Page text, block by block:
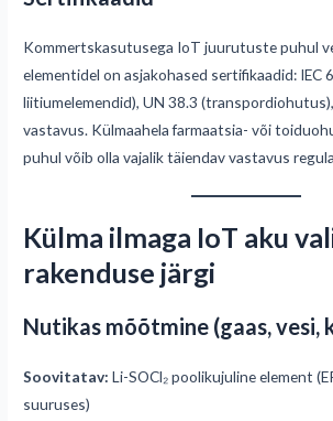
Kommertskasutusega IoT juurutuste puhul
elementidel on asjakohased sertifikaadid: IEC
liitiumelemendid), UN 38.3 (transpordiohutus),
vastavus. Külmaahela farmaatsia- või
puhul võib olla vajalik täiendav vastavus
Külma ilmaga IoT aku
rakenduse järgi
Nutikas mõõtmine (gaas, vesi,
Soovitatav: Li-SOCl₂ poolikujuline element
suuruses)